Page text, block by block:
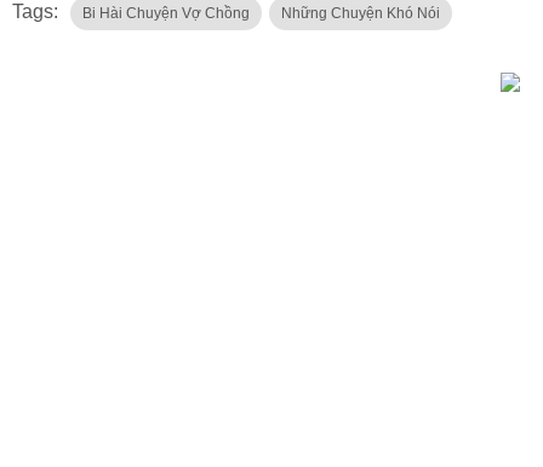
Tags: Bi Hài Chuyện Vợ Chồng Những Chuyện Khó Nói